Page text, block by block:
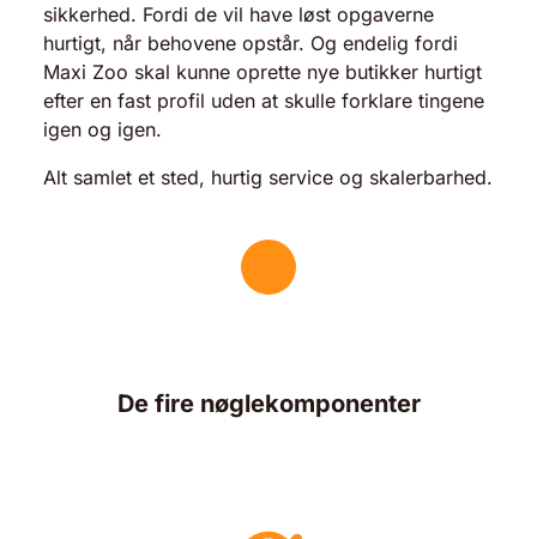
sikkerhed. Fordi de vil have løst opgaverne
hurtigt, når behovene opstår. Og endelig fordi
Maxi Zoo skal kunne oprette nye butikker hurtigt
efter en fast profil uden at skulle forklare tingene
igen og igen.
Alt samlet et sted, hurtig service og skalerbarhed.
De fire nøglekomponenter